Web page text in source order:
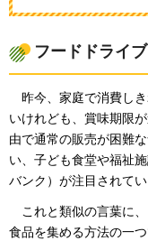
フードドライ
昨今、家庭で消費し
いけれども、賞味期限
由で通常の販売が困難
い、子ども食堂や福祉
バンク）が注目されてい
これと類似の言葉に
食品を集める方法の一